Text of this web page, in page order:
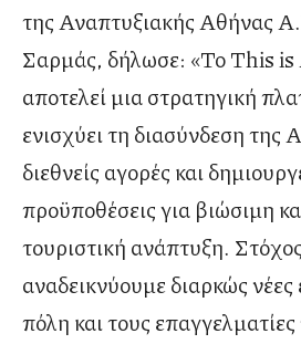
της Αναπτυξιακής Αθήνας
Σαρμάς, δήλωσε: «Το This
αποτελεί μια στρατηγική
ενισχύει τη διασύνδεση της
διεθνείς αγορές και
προϋποθέσεις για βιώσιμη
τουριστική ανάπτυξη.
αναδεικνύουμε διαρκώς νέες
πόλη και τους